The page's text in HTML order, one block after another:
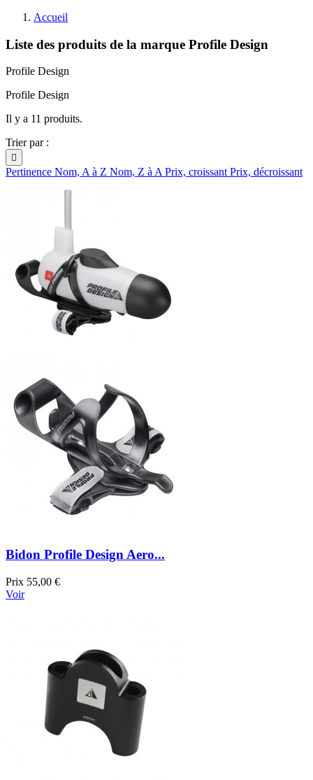
Accueil
Liste des produits de la marque Profile Design
Profile Design
Profile Design
Il y a 11 produits.
Trier par :

Pertinence Nom, A à Z Nom, Z à APrix, croissantPrix, décroissant
Bidon Profile Design Aero...
Prix 55,00 €
Voir